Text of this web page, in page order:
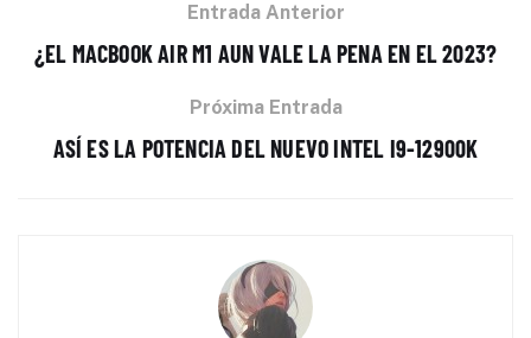
Entrada Anterior
¿EL MACBOOK AIR M1 AUN VALE LA PENA EN EL 2023?
Próxima Entrada
ASÍ ES LA POTENCIA DEL NUEVO INTEL I9-12900K